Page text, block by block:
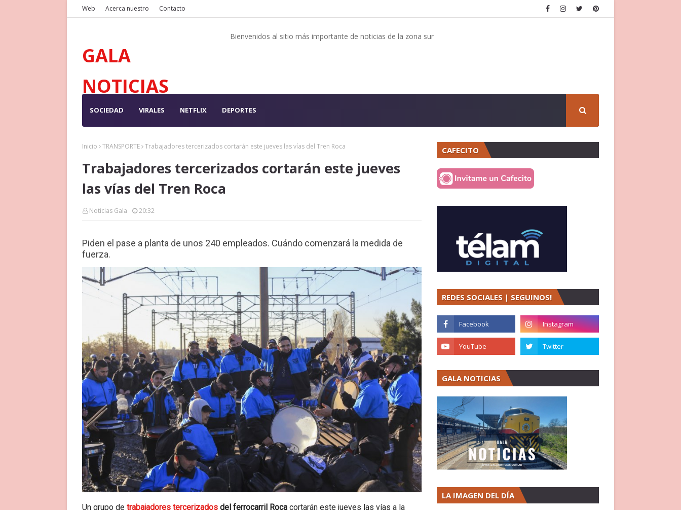
Web Acerca nuestro Contacto
GALA
NOTICIAS
Bienvenidos al sitio más importante de noticias de la zona sur
SOCIEDAD VIRALES NETFLIX DEPORTES
Inicio TRANSPORTE Trabajadores tercerizados cortarán este jueves las vías del Tren Roca
Trabajadores tercerizados cortarán este jueves
las vías del Tren Roca
Noticias Gala 20:32
Piden el pase a planta de unos 240 empleados. Cuándo comenzará la medida de
fuerza.
Un grupo de trabajadores tercerizados del ferrocarril Roca cortarán este jueves las vías a la
CAFECITO
REDES SOCIALES | SEGUINOS!
GALA NOTICIAS
LA IMAGEN DEL DÍA